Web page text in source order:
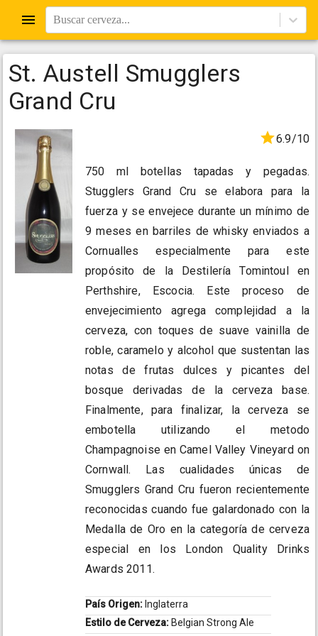
Buscar cerveza...
St. Austell Smugglers
Grand Cru
6.9/10
750 ml botellas tapadas y pegadas.
Stugglers Grand Cru se elabora para la
fuerza y se envejece durante un mínimo de
9 meses en barriles de whisky enviados a
Cornualles especialmente para este
propósito de la Destilería Tomintoul en
Perthshire, Escocia. Este proceso de
envejecimiento agrega complejidad a la
cerveza, con toques de suave vainilla de
roble, caramelo y alcohol que sustentan las
notas de frutas dulces y picantes del
bosque derivadas de la cerveza base.
Finalmente, para finalizar, la cerveza se
embotella utilizando el metodo
Champagnoise en Camel Valley Vineyard on
Cornwall. Las cualidades únicas de
Smugglers Grand Cru fueron recientemente
reconocidas cuando fue galardonado con la
Medalla de Oro en la categoría de cerveza
especial en los London Quality Drinks
Awards 2011.
País Origen: Inglaterra
Estilo de Cerveza: Belgian Strong Ale